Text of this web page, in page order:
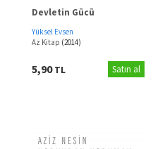
Devletin Gücü
Yüksel Evsen
Az Kitap (2014)
5,90TL Satın al